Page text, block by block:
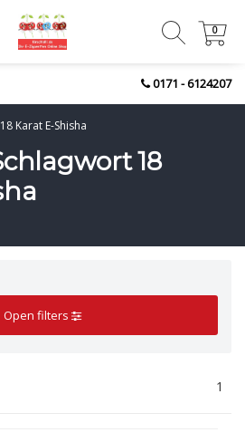
0171 - 6124207
0
0
18 Karat E-Shisha
18
Open filters
1